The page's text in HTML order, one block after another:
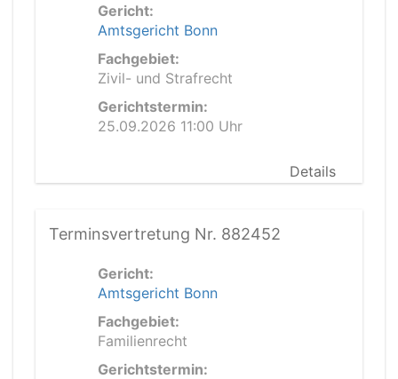
Gericht:
Amtsgericht Bonn
Fachgebiet:
Zivil- und Strafrecht
Gerichtstermin:
25.09.2026 11:00 Uhr
Details
Terminsvertretung Nr. 882452
Gericht:
Amtsgericht Bonn
Fachgebiet:
Familienrecht
Gerichtstermin: